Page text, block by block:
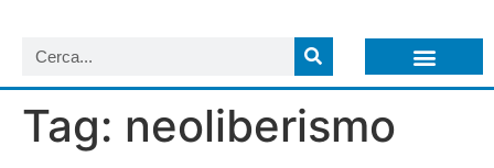
Tag: neoliberismo